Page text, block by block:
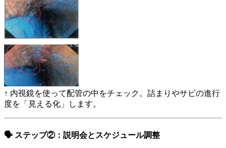
↑ 内視鏡を使って配管の中をチェック。詰まりやサビの進行
度を「見える化」します。
🗣 ステップ②：説明会とスケジュール調整